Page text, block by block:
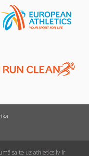
saite uz athletics.lv ir